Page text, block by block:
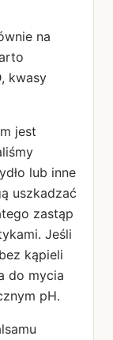
na
kwasy
jest
lub inne
uszkadzać
zastąp
Jeśli
kąpieli
do mycia
pH.